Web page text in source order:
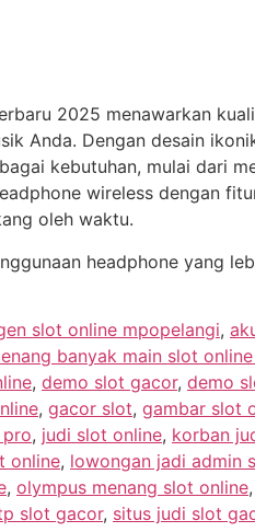
2025 menawarkan
Anda. Dengan desain
kebutuhan, mulai dari
wireless dengan
oleh waktu.
headphone yang
slot online mpopelangi,
banyak main slot
, demo slot gacor, demo
, gacor slot, gambar slot
, judi slot online, korban
online, lowongan jadi admin
, olympus menang slot online,
slot gacor, situs judi slot